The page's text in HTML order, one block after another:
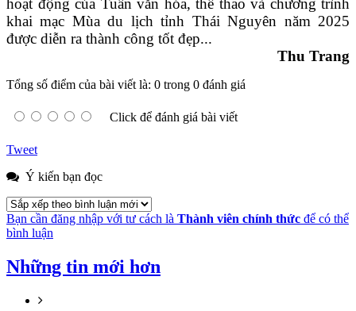
hoạt động của Tuần văn hóa, thể thao và chương trình
khai mạc Mùa du lịch tỉnh Thái Nguyên năm 2025
được diễn ra thành công tốt đẹp...
Thu Trang
Tổng số điểm của bài viết là: 0 trong 0 đánh giá
Click để đánh giá bài viết
Tweet
Ý kiến bạn đọc
Bạn cần đăng nhập với tư cách là Thành viên chính thức để có thể
bình luận
Những tin mới hơn